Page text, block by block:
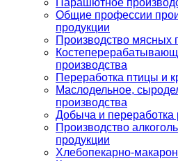
Парашютное
Общие профессии
продукции
Производство мясных
производства
Переработка птицы и
Маслодельное,
производства
Добыча и
Производство
продукции
Хлебопекарно-